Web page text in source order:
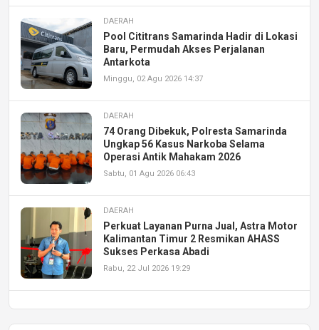
DAERAH
Pool Cititrans Samarinda Hadir di Lokasi
Baru, Permudah Akses Perjalanan
Antarkota
Minggu, 02 Agu 2026 14:37
DAERAH
74 Orang Dibekuk, Polresta Samarinda
Ungkap 56 Kasus Narkoba Selama
Operasi Antik Mahakam 2026
Sabtu, 01 Agu 2026 06:43
DAERAH
Perkuat Layanan Purna Jual, Astra Motor
Kalimantan Timur 2 Resmikan AHASS
Sukses Perkasa Abadi
Rabu, 22 Jul 2026 19:29